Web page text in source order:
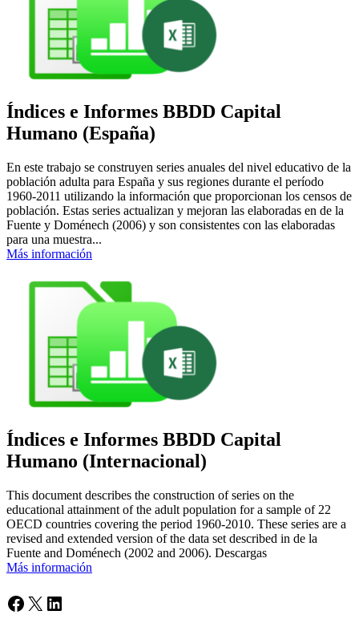
Índices e Informes BBDD Capital
Humano (España)
En este trabajo se construyen series anuales del nivel educativo de la
población adulta para España y sus regiones durante el período
1960-2011 utilizando la información que proporcionan los censos de
población. Estas series actualizan y mejoran las elaboradas en de la
Fuente y Doménech (2006) y son consistentes con las elaboradas
para una muestra...
Más información
Índices e Informes BBDD Capital
Humano (Internacional)
This document describes the construction of series on the
educational attainment of the adult population for a sample of 22
OECD countries covering the period 1960-2010. These series are a
revised and extended version of the data set described in de la
Fuente and Doménech (2002 and 2006). Descargas
Más información
Facebook
X LinkedIn